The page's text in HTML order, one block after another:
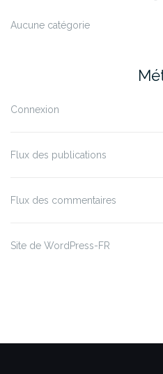
Aucune catégorie
Connexion
Flux des publications
Flux des commentaires
Site de WordPress-FR